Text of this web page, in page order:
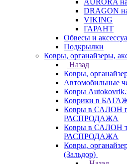
AURORA
DRAGON
VIKING
ГАРАНТ
Обвесы и
Подкрылки
Ковры, органайзеры,
Назад
Ковры,
Автомобильные
Ковры
Коврики в
Ковры в САЛОН
РАСПРОДАЖА
Ковры в САЛОН
РАСПРОДАЖА
Ковры,
(Зальдор)